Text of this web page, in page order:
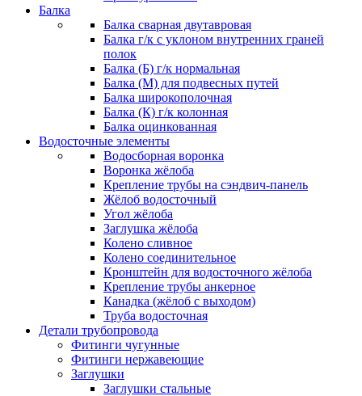
Балка
Балка сварная двутавровая
Балка г/к с уклоном внутренних граней
полок
Балка (Б) г/к нормальная
Балка (М) для подвесных путей
Балка широкополочная
Балка (К) г/к колонная
Балка оцинкованная
Водосточные элементы
Водосборная воронка
Воронка жёлоба
Крепление трубы на сэндвич-панель
Жёлоб водосточный
Угол жёлоба
Заглушка жёлоба
Колено сливное
Колено соединительное
Кронштейн для водосточного жёлоба
Крепление трубы анкерное
Канадка (жёлоб с выходом)
Труба водосточная
Детали трубопровода
Фитинги чугунные
Фитинги нержавеющие
Заглушки
Заглушки стальные